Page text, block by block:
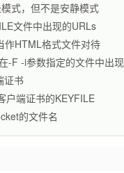
式，但不是安静模式
文件中出现的URLs
作HTML格式文件对待
-F -i参数指定的文件中出
证书
户端证书的KEYFILE
的文件名